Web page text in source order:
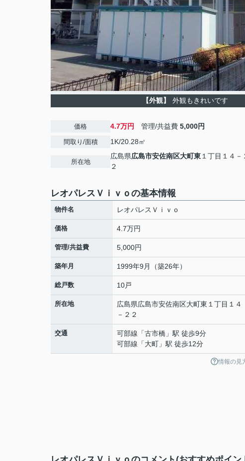
【外観】 外観もきれいです
価格 4.7万円 管理/共益費 5,000円
間取り/面積 1K/20.28㎡
所在地
広島県広島市安佐南区大町東 １丁目１４－
２
レオパレスＶｉｖｏの基本情報
物件名 レオパレスＶｉｖｏ
価格 4.7万円
管理/共益費 5,000円
築年月 1999年9月（築26年）
総戸数 10戸
所在地 広島県広島市安佐南区大町東 １丁目１４
－２２
交通 可部線 「古市橋 」駅 徒歩9分
可部線 「大町 」駅 徒歩12分
情報の見